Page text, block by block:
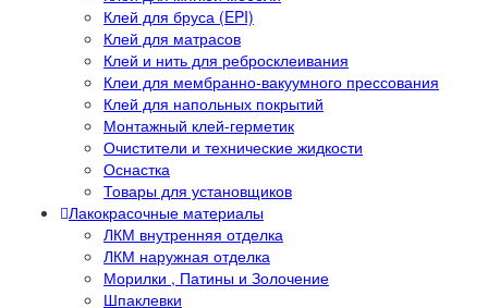
Клей для бруса (EPI)
Клей для матрасов
Клей и нить для ребросклеивания
Клеи для мембранно-вакуумного прессования
Клей для напольных покрытий
Монтажный клей-герметик
Очистители и технические жидкости
Оснастка
Товары для установщиков
Лакокрасочные материалы
ЛКМ внутренняя отделка
ЛКМ наружная отделка
Морилки , Патины и Золочение
Шпаклевки